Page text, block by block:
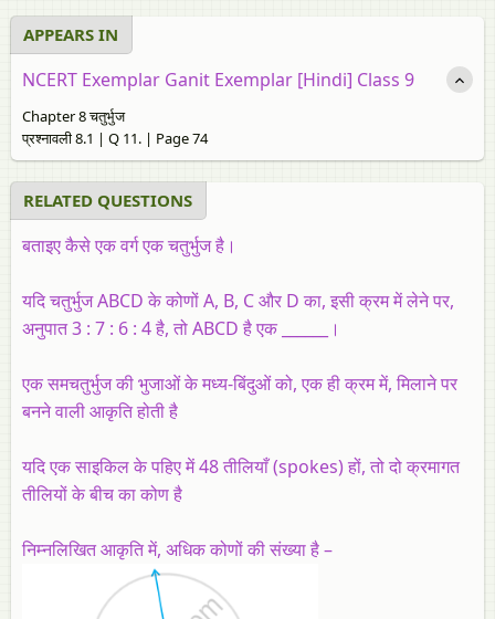
APPEARS IN
NCERT Exemplar Ganit Exemplar [Hindi] Class 9
Chapter 8 चतुर्भुज
प्रश्नावली 8.1 | Q 11. | Page 74
RELATED QUESTIONS
बताइए कैसे एक वर्ग एक चतुर्भुज है।
यदि चतुर्भुज ABCD के कोणों A, B, C और D का, इसी क्रम में लेने पर,
अनुपात 3 : 7 : 6 : 4 है, तो ABCD है एक ______।
एक समचतुर्भुज की भुजाओं के मध्य-बिंदुओं को, एक ही क्रम में, मिलाने पर
बनने वाली आकृति होती है
यदि एक साइकिल के पहिए में 48 तीलियाँ (spokes) हों, तो दो क्रमागत
तीलियों के बीच का कोण है
निम्नलिखित आकृति में, अधिक कोणों की संख्या है –